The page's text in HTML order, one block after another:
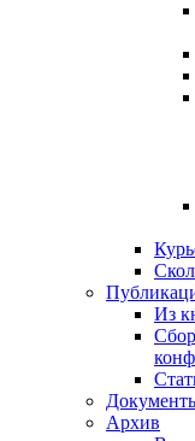
Из
Архив